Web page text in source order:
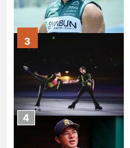
3
4